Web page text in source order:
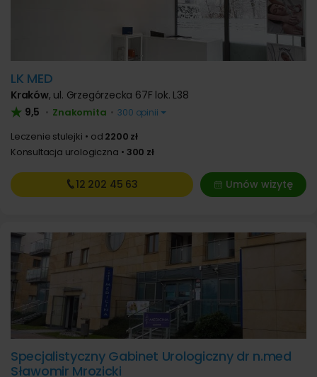
LK MED
Kraków, ul. Grzegórzecka 67F lok. L38
9,5 • Znakomita • 300 opinii
Leczenie stulejki od 2200 zł
Konsultacja urologiczna
300 zł
Umów wizytę
12 202 45 63
Specjalistyczny Gabinet Urologiczny dr n.med
Sławomir Mrozicki